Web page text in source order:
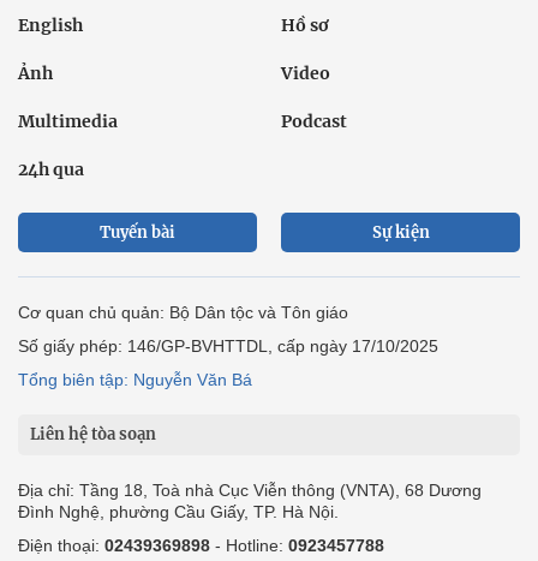
English Hồ sơ
Ảnh Video
Multimedia Podcast
24h qua
Tuyến bài Sự kiện
Cơ quan chủ quản: Bộ Dân tộc và Tôn giáo
Số giấy phép: 146/GP-BVHTTDL, cấp ngày 17/10/2025
Tổng biên tập: Nguyễn Văn Bá
Liên hệ tòa soạn
Địa chỉ: Tầng 18, Toà nhà Cục Viễn thông (VNTA), 68 Dương
Đình Nghệ, phường Cầu Giấy, TP. Hà Nội.
Điện thoại: 02439369898 - Hotline: 0923457788